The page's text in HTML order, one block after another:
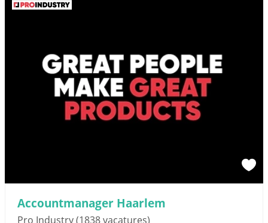
Accountmanager Haarlem
Pro Industry(1838 vacatures)